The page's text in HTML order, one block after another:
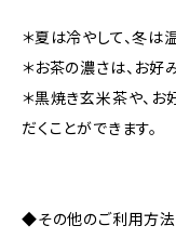
＊夏は冷やして、冬は
＊お茶の濃さは、お好
＊黒焼き玄米茶や、お
だくことができます。
◆その他のご利用方